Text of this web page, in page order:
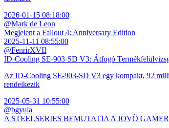
2026-01-15 08:18:00
@Mark de Leon
Megjelent a Fallout 4: Anniversary Edition
2025-11-11 08:55:00
@FenrirXVII
ID-Cooling SE-903-SD V3: Átfogó
Az ID-Cooling SE-903-SD V3 egy kompakt, 92
rendelkezik
2025-05-31 10:55:00
@bgyula
A STEELSERIES BEMUTATJA A JÖVŐ